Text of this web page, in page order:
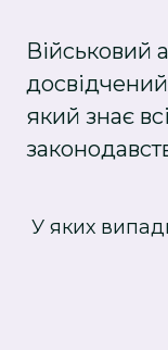
Військовий
який знає
У яких